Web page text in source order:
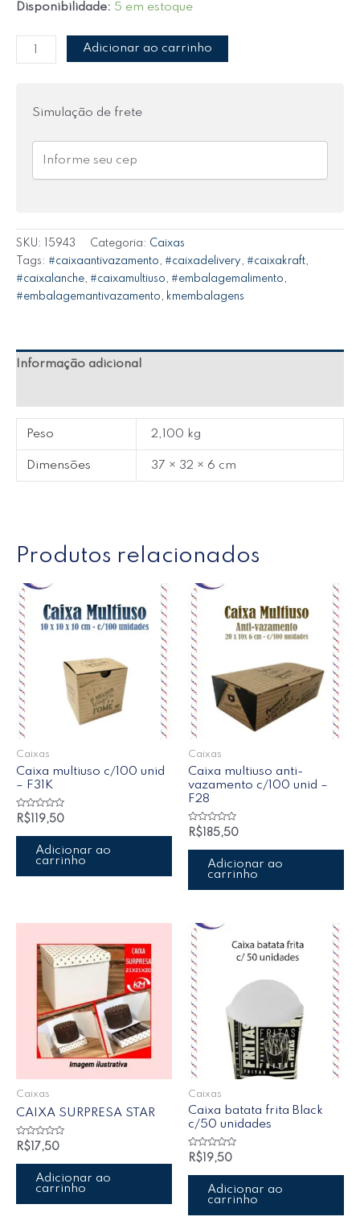
Disponibilidade: 5 em estoque
Adicionar ao carrinho
Simulação de frete
SKU: 15943 Categoria: Caixas
Tags: #caixaantivazamento, #caixadelivery, #caixakraft,
#caixalanche, #caixamultiuso, #embalagemalimento,
#embalagemantivazamento, kmembalagens
Informação adicional
Peso 2,100 kg
Dimensões 37 × 32 × 6 cm
Produtos relacionados
Caixas
Caixa multiuso c/100 unid
– F31K
Avaliação
0
de
R$ 119,50
Adicionar ao
carrinho
Caixas
Caixa multiuso anti-
vazamento c/100 unid –
F28
Avaliação
0
de
R$ 185,50
Adicionar ao
carrinho
Caixas
CAIXA SURPRESA STAR
Avaliação
0
de
R$ 17,50
Adicionar ao
carrinho
Caixas
Caixa batata frita Black
c/50 unidades
Avaliação
0
de
R$ 19,50
Adicionar ao
carrinho